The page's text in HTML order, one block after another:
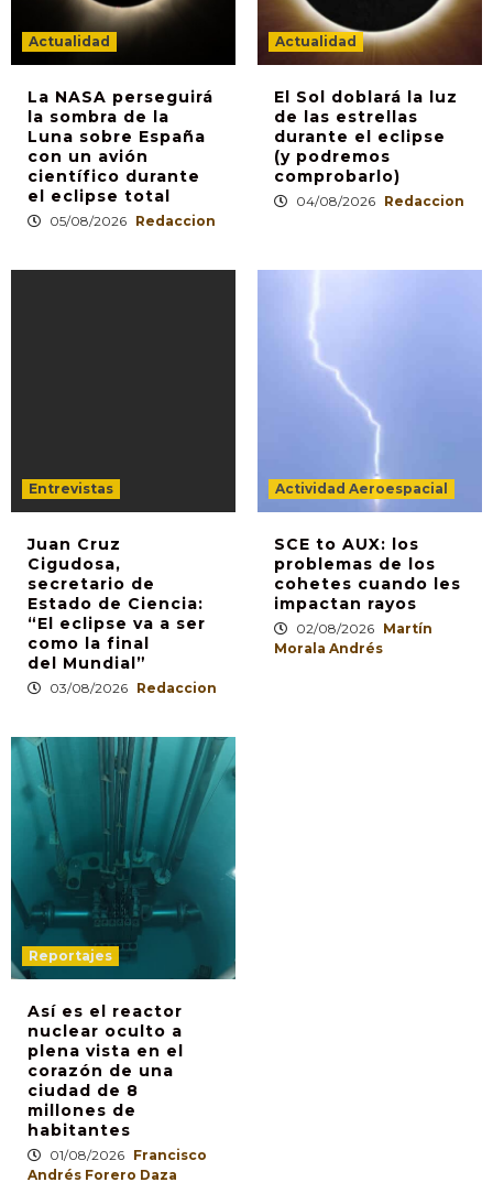
Actualidad
La NASA perseguirá
la sombra de la
Luna sobre España
con un avión
científico durante
el eclipse total
05/08/2026 Redaccion
Actualidad
El Sol doblará la luz
de las estrellas
durante el eclipse
(y podremos
comprobarlo)
04/08/2026 Redaccion
Entrevistas
Juan Cruz
Cigudosa,
secretario de
Estado de Ciencia:
“El eclipse va a ser
como la final
del Mundial”
03/08/2026 Redaccion
Actividad Aeroespacial
SCE to AUX: los
problemas de los
cohetes cuando les
impactan rayos
02/08/2026 Martín
Morala Andrés
Reportajes
Así es el reactor
nuclear oculto a
plena vista en el
corazón de una
ciudad de 8
millones de
habitantes
01/08/2026 Francisco
Andrés Forero Daza